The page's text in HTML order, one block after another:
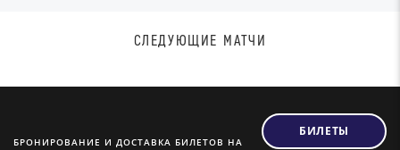
СЛЕДУЮЩИЕ МАТЧИ
БРОНИРОВАНИЕ И ДОСТАВКА БИЛЕТОВ НА
БИЛЕТЫ